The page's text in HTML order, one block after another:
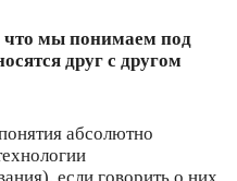
что мы понимаем под
друг с другом
абсолютно